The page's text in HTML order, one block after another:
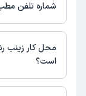
شماره تلفن
مطب معالی آباد : 09172616762
محل کار زینب
است؟
اطلاعاتی درباره